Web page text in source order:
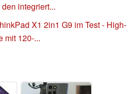
integriert...
X1 2in1 G9 im Test - High-
mit 120-...